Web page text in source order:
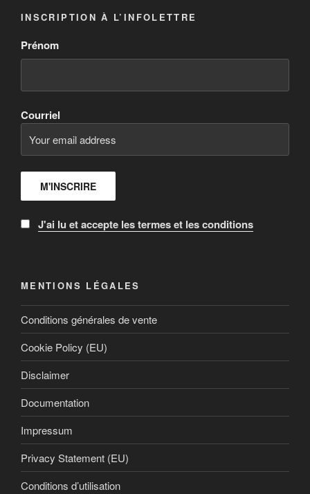
INSCRIPTION À L’INFOLETTRE
Prénom
Courriel
J'ai lu et accepte les termes et les conditions
MENTIONS LÉGALES
Conditions générales de vente
Cookie Policy (EU)
Disclaimer
Documentation
Impressum
Privacy Statement (EU)
Conditions d’utilisation